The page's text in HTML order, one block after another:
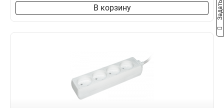
В корзину